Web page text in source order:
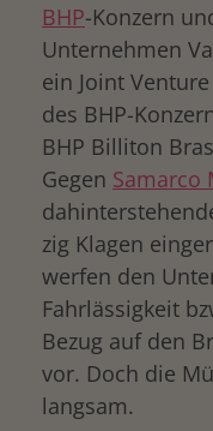
BHP-Konzern
Unternehmen
ein Joint
des BHP-
BHP Billiton
Gegen Samarco
zig Klagen
werfen den
Fahrlässigkeit
Bezug auf den
vor. Doch die
langsam.